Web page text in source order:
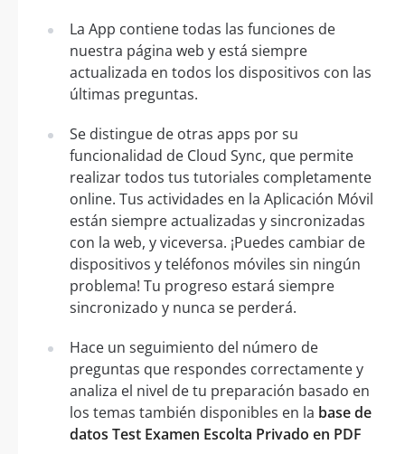
La App contiene todas las funciones de
nuestra página web y está siempre
actualizada en todos los dispositivos con las
últimas preguntas.
Se distingue de otras apps por su
funcionalidad de Cloud Sync, que permite
realizar todos tus tutoriales completamente
online. Tus actividades en la Aplicación Móvil
están siempre actualizadas y sincronizadas
con la web, y viceversa. ¡Puedes cambiar de
dispositivos y teléfonos móviles sin ningún
problema! Tu progreso estará siempre
sincronizado y nunca se perderá.
Hace un seguimiento del número de
preguntas que respondes correctamente y
analiza el nivel de tu preparación basado en
los temas también disponibles en la base de
datos Test Examen Escolta Privado en PDF